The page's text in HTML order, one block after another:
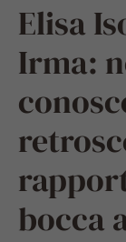
Elisa
Irma:
bocca